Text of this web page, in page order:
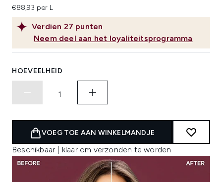
Verdien 27 punten
Neem deel aan het loyaliteitsprogramma
€88,93 per L
HOEVEELHEID
VOEG TOE AAN WINKELMANDJE
Beschikbaar | klaar om verzonden te worden